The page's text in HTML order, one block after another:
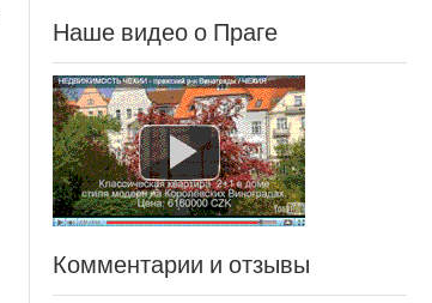
Наше видео о Праге
Комментарии и отзывы